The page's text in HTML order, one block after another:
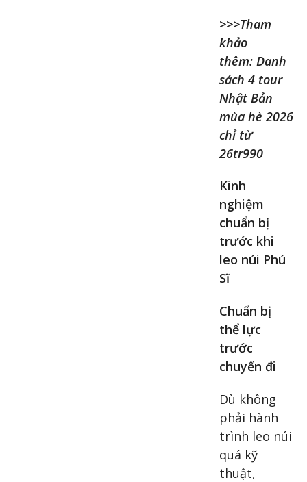
>>>Tham
khảo
thêm: Danh
sách 4 tour
Nhật Bản
mùa hè 2026
chỉ từ
26tr990
Kinh
nghiệm
chuẩn bị
trước khi
leo núi Phú
Sĩ
Chuẩn bị
thể lực
trước
chuyến đi
Dù không
phải hành
trình leo núi
quá kỹ
thuật,